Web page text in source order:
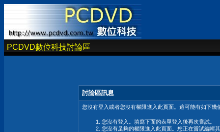
PCDVD數位科技討論區
討論區訊息
您沒有登入或者您沒有權限進入此頁面。這可能有如下幾
您沒有登入。填寫下面的表單登入後再次嘗試。
您沒有足夠的權限進入此頁面。您正在嘗試編輯